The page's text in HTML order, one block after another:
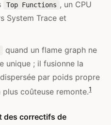
Top Functions , un CPU
System Trace et
quand un flame graph ne
unique ; il fusionne la
par poids propre
coûteuse remonte.1
des correctifs de